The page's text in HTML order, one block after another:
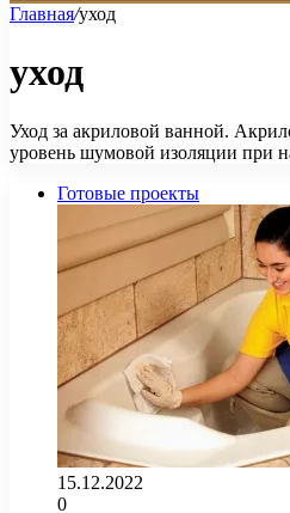
Главная/уход
уход
Уход за акриловой ванной.
уровень шумовой изоляции при
Готовые проекты
15.12.2022
0